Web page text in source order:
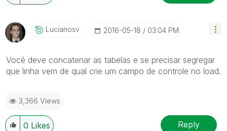
Lucianosv ‎2016-05-18 03:04 PM
Você deve concatenar as tabelas e se precisar segregar
que linha vem de qual crie um campo de controle no load.
3,366 Views
0 Likes Reply